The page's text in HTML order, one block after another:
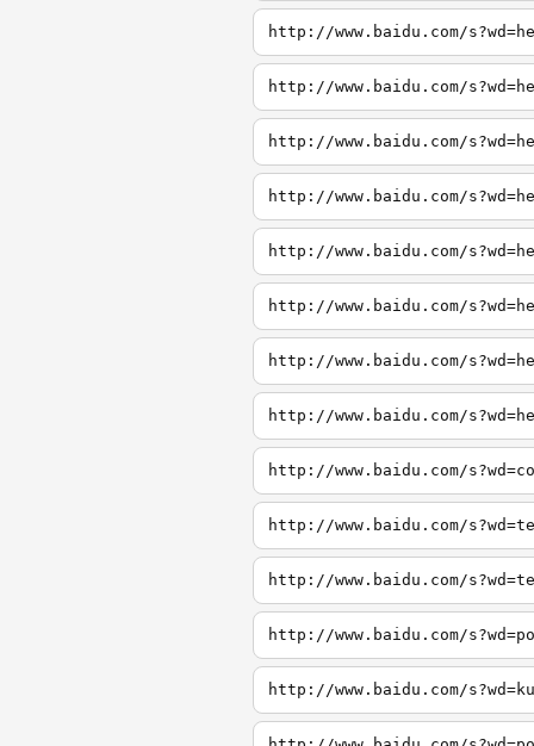
http://www.baidu.com/
http://www.baidu.com/
http://www.baidu.com/
http://www.baidu.com/
http://www.baidu.com/
http://www.baidu.com/
http://www.baidu.com/
http://www.baidu.com/
http://www.baidu.com/
http://www.baidu.com/
http://www.baidu.com/
http://www.baidu.com/
http://www.baidu.com/